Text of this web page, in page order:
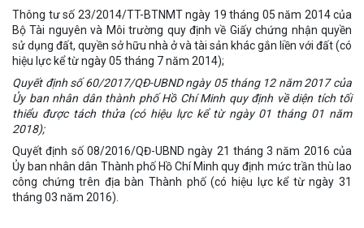
Thông tư số 23/2014/TT-BTNMT ngày 19 tháng 05 năm 2014 của
Bộ Tài nguyên và Môi trường quy định về Giấy chứng nhận quyền
sử dụng đất, quyền sở hữu nhà ở và tài sản khác gắn liền với đất (có
hiệu lực kể từ ngày 05 tháng 7 năm 2014);
Quyết định số 60/2017/QĐ-UBND ngày 05 tháng 12 năm 2017 của
Ủy ban nhân dân thành phố Hồ Chí Minh quy định về diện tích tối
thiểu được tách thửa (có hiệu lực kể từ ngày 01 tháng 01 năm
2018);
Quyết định số 08/2016/QĐ-UBND ngày 21 tháng 3 năm 2016 của
Ủy ban nhân dân Thành phố Hồ Chí Minh quy định mức trần thù lao
công chứng trên địa bàn Thành phố (có hiệu lực kể từ ngày 31
tháng 03 năm 2016).